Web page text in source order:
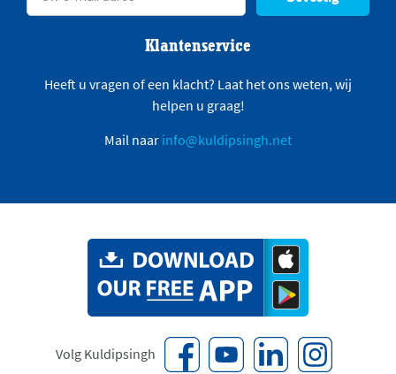
Klantenservice
Heeft u vragen of een klacht? Laat het ons weten, wij
helpen u graag!
Mail naar info@kuldipsingh.net
Volg Kuldipsingh